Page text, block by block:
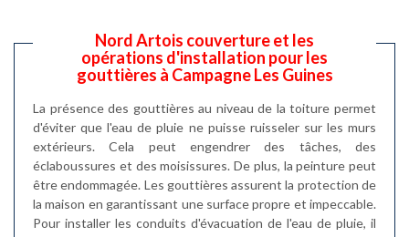
Nord Artois couverture et les
opérations d'installation pour les
gouttières à Campagne Les Guines
La présence des gouttières au niveau de la toiture permet
d'éviter que l'eau de pluie ne puisse ruisseler sur les murs
extérieurs. Cela peut engendrer des tâches, des
éclaboussures et des moisissures. De plus, la peinture peut
être endommagée. Les gouttières assurent la protection de
la maison en garantissant une surface propre et impeccable.
Pour installer les conduits d'évacuation de l'eau de pluie, il